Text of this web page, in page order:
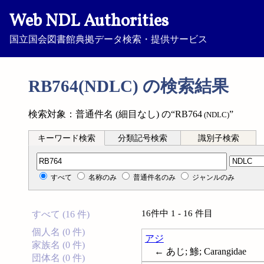
Web NDL Authorities
国立国会図書館典拠データ検索・提供サービス
RB764(NDLC) の検索結果
検索対象：普通件名 (細目なし) の“RB764 (NDLC)”
キーワード検索 分類記号検索 識別子検索
分類記号検索
すべて 名称のみ 普通件名のみ ジャンルのみ
すべて (16 件)
個人名 (0 件)
家族名 (0 件)
団体名 (0 件)
16件中 1 - 16 件目
アジ
← あじ; 鯵; Carangidae